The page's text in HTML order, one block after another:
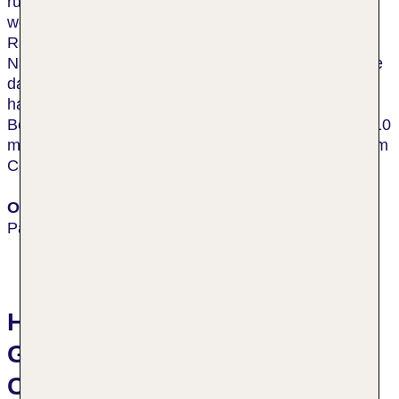
wenigen Minuten zu erreichen, gibt es verschiedene
Radstrecken in schöner und friedvoller
Naturlandschaft mit Nationalparks, Golfplätzen sowie
das einzige Angebot in ganz Marineland um Delfine
hautnah zu erleben. Die Gäste können den Flagler
Beach besuchen, der sich nach einer Fahrt von ca. 10
min erreichen lässt sowie das Stadtzentrum von Palm
Coast nach rund 15 Fahrtminuten.
Ort
Palm Coast
Hotelbewertungen Hilton
Garden Inn Palm Coast Town
Center